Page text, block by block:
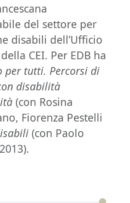
del settore per
disabili dell’Ufficio
CEI. Per EDB ha
per tutti. Percorsi di
disabilità
(con Rosina
Fiorenza Pestelli
(con Paolo